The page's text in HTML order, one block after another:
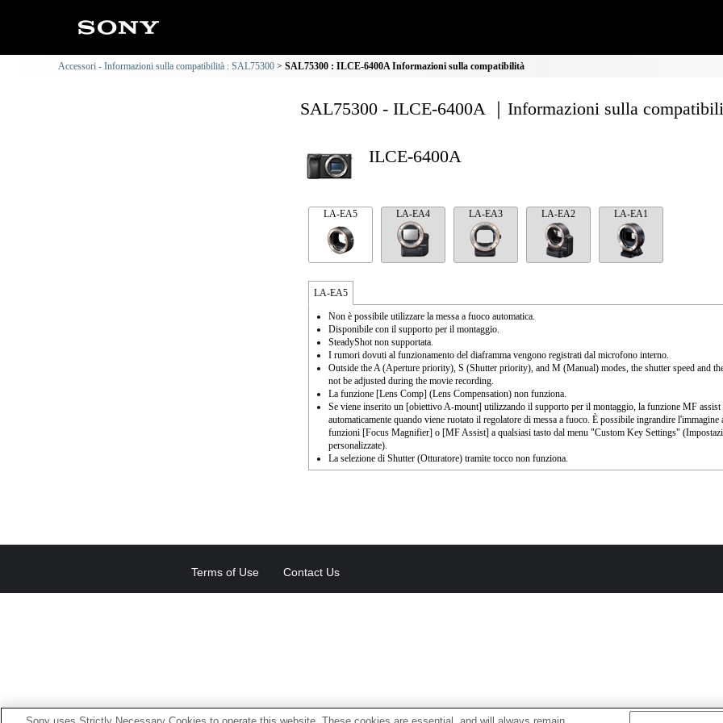
Accessori - Informazioni sulla compatibilità : SAL75300 SAL75300 : ILCE-6400A Informazioni sulla compatibilità
SAL75300 - ILCE-6400A ｜Informazioni sulla
ILCE-6400A
LA-EA5 LA-EA4 LA-EA3 LA-EA2 LA-EA1
LA-EA5
Non è possibile utilizzare la messa a fuoco automatica.
Disponibile con il supporto per il montaggio.
SteadyShot non supportata.
I rumori dovuti al funzionamento del diaframma vengono registrati dal microfono interno.
Outside the A (Aperture priority), S (Shutter priority), and M (Manual) modes, the shutter speed and
not be adjusted during the movie recording.
La funzione [Lens Comp] (Lens Compensation) non funziona.
Se viene inserito un [obiettivo A-mount] utilizzando il supporto per il montaggio, la funzione MF assist
automaticamente quando viene ruotato il regolatore di messa a fuoco. È possibile ingrandire l'immagine
funzioni [Focus Magnifier] o [MF Assist] a qualsiasi tasto dal menu "Custom Key Settings"
personalizzate).
La selezione di Shutter (Otturatore) tramite tocco non funziona.
Terms of Use Contact Us